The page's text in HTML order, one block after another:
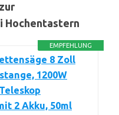
Hochentastern
EMPFEHLUNG
8 Zoll
1200W
2 Akku, 50ml